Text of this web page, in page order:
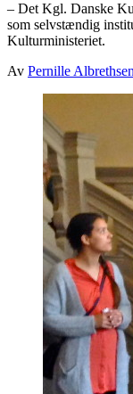
– Det Kgl. Danske
som selvstændig
Kulturministeriet.
Av Pernille